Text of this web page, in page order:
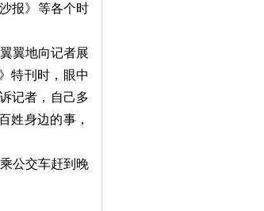
报》等各个时
翼地向记者展
特刊时，眼中
记者，自己多
姓身边的事，
公交车赶到晚